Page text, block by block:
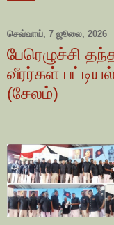
செவ்வாய், 7 ஜூலை, 2026
பேரெழுச்சி
வீரர்கள்
(சேலம்)